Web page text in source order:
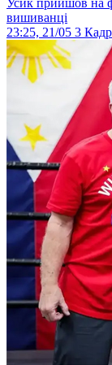
Усик прийшов на
вишиванці
23:25, 21/05 3